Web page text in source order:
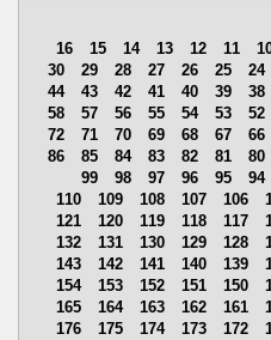
11
12
13
14
15
16
24
25
26
27
28
29
30
38
39
40
41
42
43
44
52
53
54
55
56
57
58
66
67
68
69
70
71
72
80
81
82
83
84
85
86
94
95
96
97
98
99
106
107
108
109
110
117
118
119
120
121
128
129
130
131
132
139
140
141
142
143
150
151
152
153
154
161
162
163
164
165
172
173
174
175
176